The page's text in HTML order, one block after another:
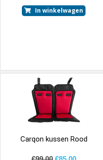
In winkelwagen
Carqon kussen Rood